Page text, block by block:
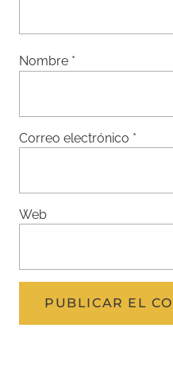
Nombre *
Correo electrónico *
Web